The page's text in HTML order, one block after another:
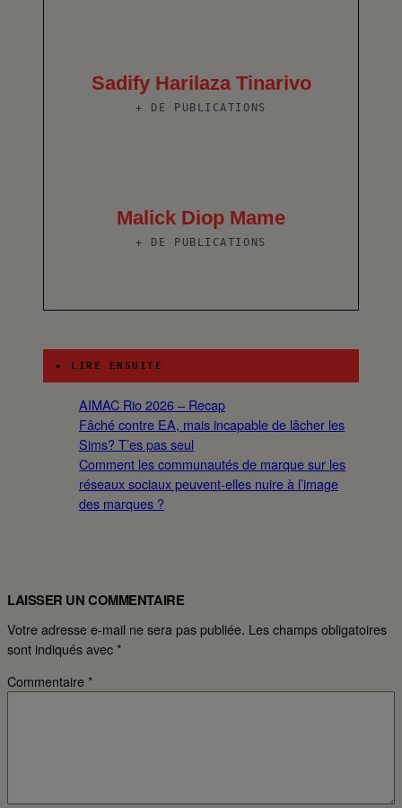
Sadify Harilaza Tinarivo
+ DE PUBLICATIONS
Malick Diop Mame
+ DE PUBLICATIONS
▸ LIRE ENSUITE
AIMAC Rio 2026 – Recap
Fâché contre EA, mais incapable de lâcher les
Sims? T’es pas seul
Comment les communautés de marque sur les
réseaux sociaux peuvent-elles nuire à l’image
des marques ?
LAISSER UN COMMENTAIRE
Votre adresse e-mail ne sera pas publiée. Les champs obligatoires
sont indiqués avec*
Commentaire*